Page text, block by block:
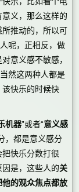
义，那么这样的
推动的，所以可
呢，正相反，做
意义感不敏感，
然这两种人都是
该快乐的时候快
机器”或者“意义感
，都是意义感分
快乐分数打很
是，这些人的关
的观众焦点都放